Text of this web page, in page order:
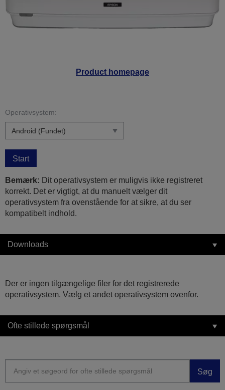
Product homepage
Operativsystem:
Start
Bemærk: Dit operativsystem er muligvis ikke registreret
korrekt. Det er vigtigt, at du manuelt vælger dit
operativsystem fra ovenstående for at sikre, at du ser
kompatibelt indhold.
Downloads
Der er ingen tilgængelige filer for det registrerede
operativsystem. Vælg et andet operativsystem ovenfor.
Ofte stillede spørgsmål
Søg